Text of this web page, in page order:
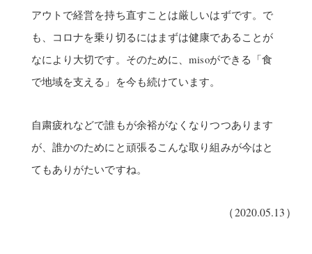
アウトで経営を持ち直すことは厳しいはずです。で
も、コロナを乗り切るにはまずは健康であることが
なにより大切です。そのために、misoができる「食
で地域を支える」を今も続けています。
自粛疲れなどで誰もが余裕がなくなりつつあります
が、誰かのためにと頑張るこんな取り組みが今はと
てもありがたいですね。
（2020.05.13）